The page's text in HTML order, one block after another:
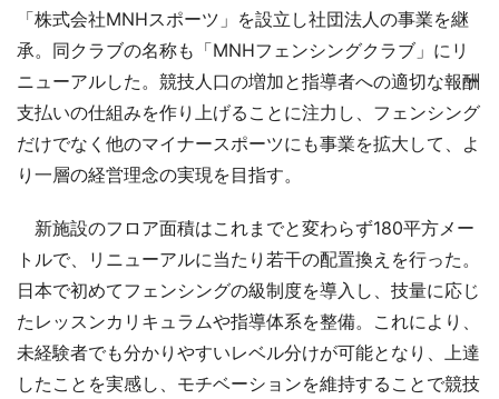
「株式会社MNHスポーツ」を設立し社団法人の事業を継
承。同クラブの名称も「MNHフェンシングクラブ」にリ
ニューアルした。競技人口の増加と指導者への適切な報酬
支払いの仕組みを作り上げることに注力し、フェンシング
だけでなく他のマイナースポーツにも事業を拡大して、よ
り一層の経営理念の実現を目指す。
新施設のフロア面積はこれまでと変わらず180平方メー
トルで、リニューアルに当たり若干の配置換えを行った。
日本で初めてフェンシングの級制度を導入し、技量に応じ
たレッスンカリキュラムや指導体系を整備。これにより、
未経験者でも分かりやすいレベル分けが可能となり、上達
したことを実感し、モチベーションを維持することで競技